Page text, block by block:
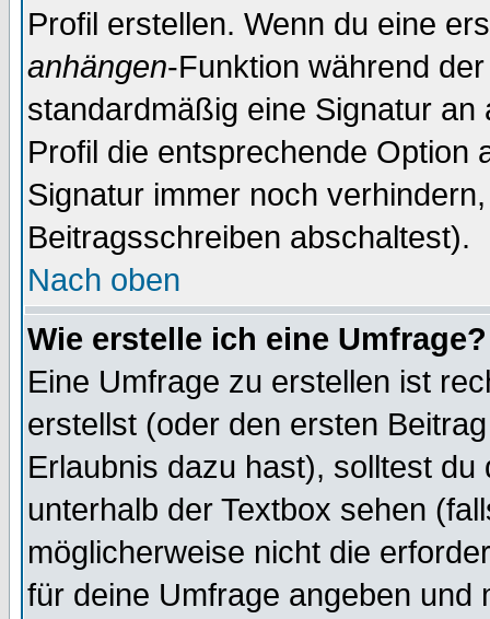
Profil erstellen. Wenn du eine
anhängen-Funktion während
standardmäßig eine Signatur
Profil die entsprechende Option
Signatur immer noch
Beitragsschreiben abschaltest).
Nach oben
Wie erstelle ich eine Umfrage?
Eine Umfrage zu erstellen ist
erstellst (oder den ersten
Erlaubnis dazu hast), solltest
unterhalb der Textbox sehen
möglicherweise nicht die
für deine Umfrage angeben und